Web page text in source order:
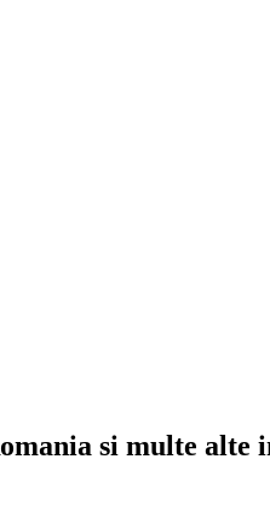
si multe alte